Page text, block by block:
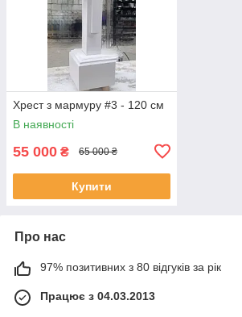
Хрест з мармуру #3 - 120 см
В наявності
55 000 ₴ 65 000 ₴
Купити
Про нас
97% позитивних з 80 відгуків за рік
Працює з 04.03.2013